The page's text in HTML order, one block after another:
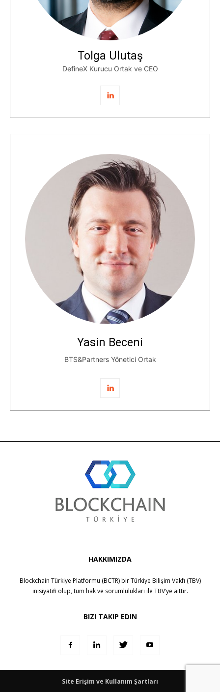
Tolga Ulutaş
DefineX Kurucu Ortak ve CEO
Yasin Beceni
BTS&Partners Yönetici Ortak
HAKKIMIZDA
Blockchain Türkiye Platformu (BCTR) birTürkiye Bilişim Vakfı (TBV)
inisiyatifi olup, tüm hak ve sorumlulukları ile TBV’ye aittir.
BIZI TAKIP EDIN
Site Erişim ve Kullanım Şartları